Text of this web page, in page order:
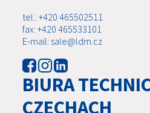
tel.: +420 465502511
fax: +420 465533101
E-mail: sale@ldm.cz
BIURA
CZECHACH